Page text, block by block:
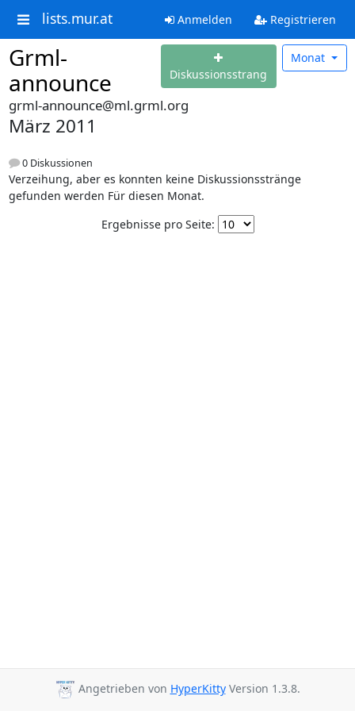
lists.mur.at Anmelden Registrieren
Grml-
announce
Diskussionsstrang
Monat
grml-announce@ml.grml.org
März 2011
0 Diskussionen
Verzeihung, aber es konnten keine Diskussionsstränge
gefunden werden Für diesen Monat.
Ergebnisse pro Seite:
Angetrieben von HyperKittyVersion 1.3.8.